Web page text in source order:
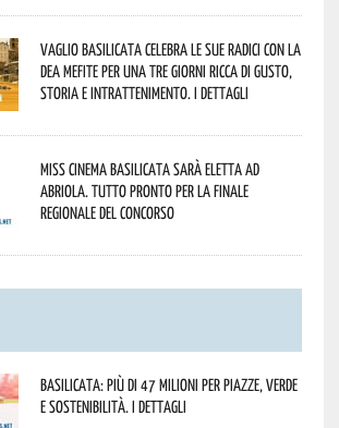
Vaglio Basilicata celebra le sue radici con la
Dea Mefite per una tre giorni ricca di gusto,
storia e intrattenimento. I dettagli
Miss Cinema Basilicata sarà eletta ad
Abriola. Tutto pronto per la finale
regionale del concorso
Basilicata: più di 47 milioni per piazze, verde
e sostenibilità. I dettagli